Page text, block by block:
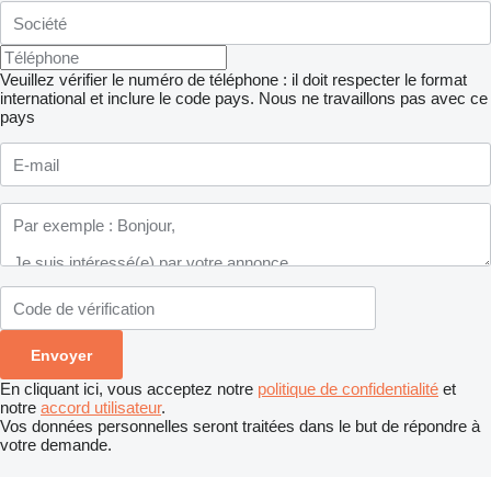
Veuillez vérifier le numéro de téléphone : il doit respecter le format
international et inclure le code pays. Nous ne travaillons pas avec ce
pays
En cliquant ici, vous acceptez notre politique de confidentialité et
notre accord utilisateur.
Vos données personnelles seront traitées dans le but de répondre à
votre demande.